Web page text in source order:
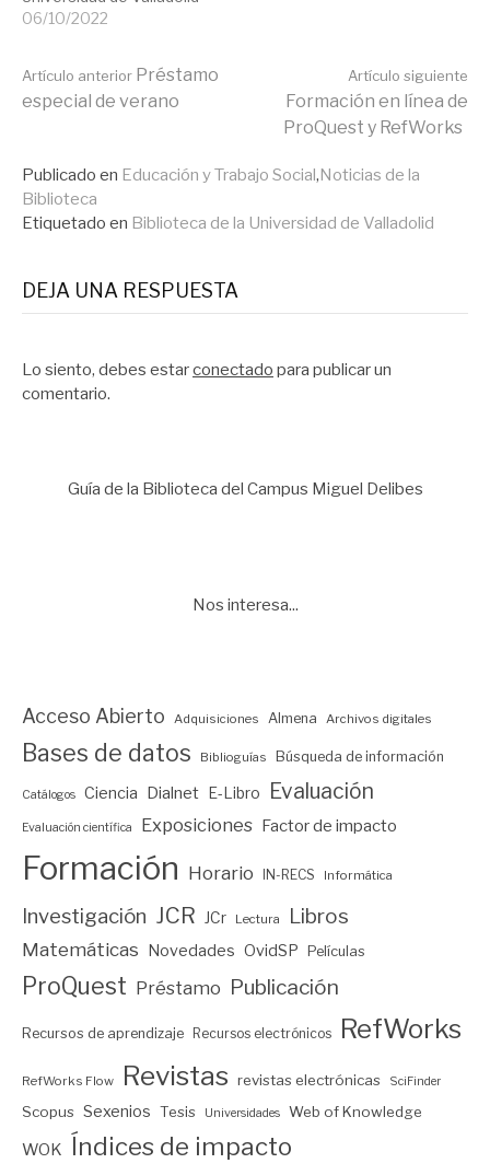
06/10/2022
Seguir
leyendo
Artículo anterior Préstamo
especial de verano
Artículo siguiente
Formación en línea de
ProQuest y RefWorks
Publicado en Educación y Trabajo Social , Noticias de la
Biblioteca
Etiquetado en Biblioteca de la Universidad de Valladolid
DEJA UNA RESPUESTA
Lo siento, debes estarconectado para publicar un
comentario.
Guía de la Biblioteca del Campus Miguel Delibes
Nos interesa...
Acceso Abierto Adquisiciones Almena Archivos digitales
Bases de datos Biblioguías Búsqueda de información
Catálogos Ciencia Dialnet E-Libro Evaluación
Evaluación científica Exposiciones Factor de impacto
Formación Horario IN-RECS Informática
Investigación JCR JCr Lectura Libros
Matemáticas Novedades OvidSP Películas
ProQuest Préstamo Publicación
Recursos de aprendizaje Recursos electrónicos RefWorks
RefWorks Flow Revistas revistas electrónicas SciFinder
Scopus Sexenios Tesis Universidades Web of Knowledge
WOK Índices de impacto